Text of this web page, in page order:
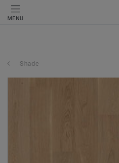
MENU
Shade